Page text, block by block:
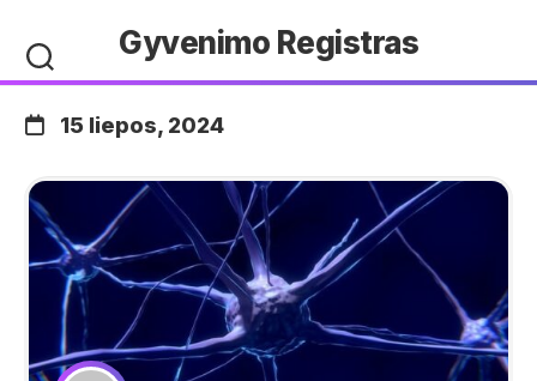
content
Gyvenimo Registras
15 liepos, 2024